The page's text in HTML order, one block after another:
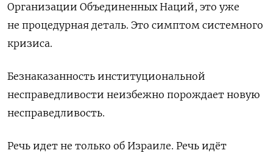
Организации Объединенных Наций, это уже
не процедурная деталь. Это симптом системного
кризиса.
Безнаказанность институциональной
несправедливости неизбежно порождает новую
несправедливость.
Речь идет не только об Израиле. Речь идёт